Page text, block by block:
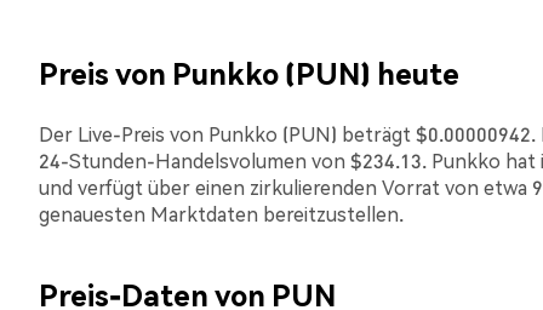
Preis von Punkko (PUN) heute
Der Live-Preis von Punkko (PUN) beträgt
24-Stunden-Handelsvolumen von $234.13. Punkko
und verfügt über einen zirkulierenden Vorrat von etwa
genauesten Marktdaten bereitzustellen.
Preis-Daten von PUN